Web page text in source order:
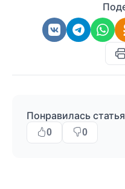
Понравилась
0 0